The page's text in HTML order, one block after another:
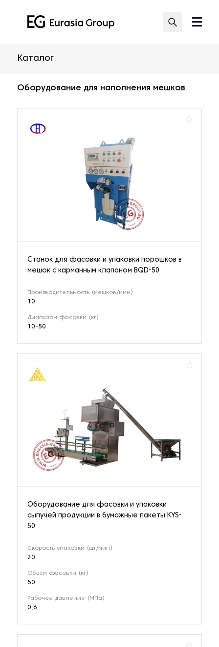
Каталог
Оборудование для наполнения мешков
Станок для фасовки и упаковки порошков в
мешок с карманным клапаном BQD-50
Производительность (мешков/мин)
10
Диапазон фасовки (кг)
10-50
Оборудование для фасовки и упаковки
сыпучей продукции в бумажные пакеты KYS-
50
Скорость упаковки (шт/мин)
20
Объём фасовки (кг)
50
Рабочее давление (МПа)
0,6